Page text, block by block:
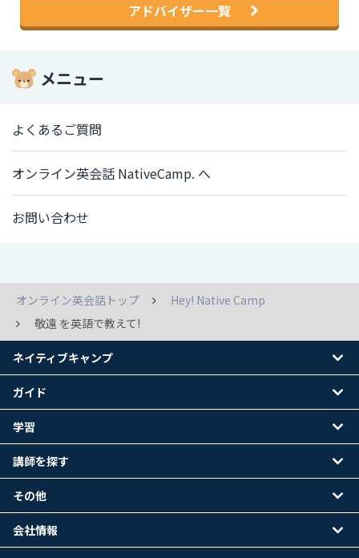
アドバイザー一覧
メニュー
よくあるご質問
オンライン英会話 NativeCamp. へ
お問い合わせ
オンライン英会話トップ
Hey! Native Camp
敬遠 を英語で教えて!
ネイティブキャンプ
ガイド
学習
講師を探す
その他
会社情報